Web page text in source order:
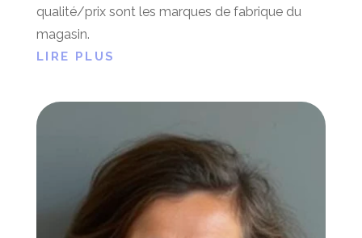
qualité/prix sont les marques de fabrique du
magasin.
LIRE PLUS